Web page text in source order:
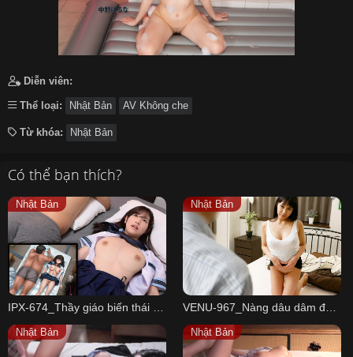
Английский
Diễn viên:
Thể loại: Nhật Bản AV Không che
Từ khóa: Nhật Bản
Có thể bạn thích?
Nhật Bản
IPX-674_Thầy giáo biến thái và em học sinh vú bự xinh đẹp
Nhật Bản
VENU-967_Nàng dâu dâm đãng gạ địt bố chồng
Nhật Bản Nhật Bản